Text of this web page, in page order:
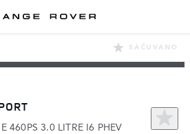
SAČUVANO
460PS 3.0 LITRE I6 PHEV​